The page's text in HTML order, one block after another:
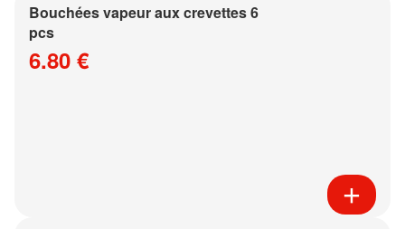
Bouchées vapeur aux crevettes 6
pcs
6.80 €